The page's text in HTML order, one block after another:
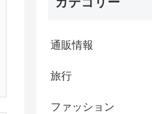
通販情報
旅行
ファッション